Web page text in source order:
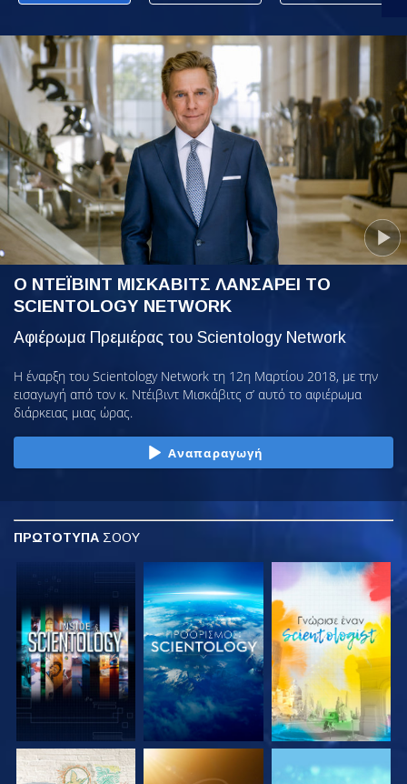
Ο ΝΤΕΪΒΙΝΤ ΜΙΣΚΑΒΙΤΣ ΛΑΝΣΑΡΕΙ ΤΟ
SCIENTOLOGY NETWORK
Αφιέρωμα Πρεμιέρας του Scientology Network
Η έναρξη του Scientology Network τη 12η Μαρτίου 2018, με την
εισαγωγή από τον κ. Ντέιβιντ Μισκάβιτς σ’ αυτό το αφιέρωμα
διάρκειας μιας ώρας.
Αναπαραγωγή
ΠΡΩΤΟΤΥΠΑ ΣΟΟΥ